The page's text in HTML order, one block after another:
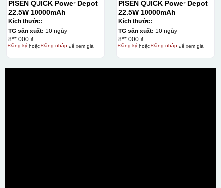
PISEN QUICK Power Depot
22.5W 10000mAh
Kích thước:
TG sản xuất: 10 ngày
8**.000 ₫
Đăng kýhoặc Đăng nhậpđể xem giá
PISEN QUICK Power Depot
22.5W 10000mAh
Kích thước:
TG sản xuất: 10 ngày
8**.000 ₫
Đăng kýhoặc Đăng nhậpđể xem giá